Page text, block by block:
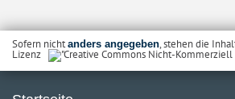
Sofern nichtanders angegeben, stehen die
Lizenz